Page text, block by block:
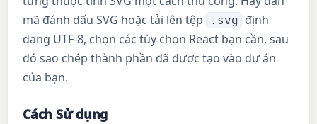
mã đánh dấu SVG hoặc tải lên tệp
.svg định
dạng UTF-8, chọn các tùy chọn React bạn cần, sau
đó sao chép thành phần đã được tạo vào dự án
của bạn.
Cách Sử dụng